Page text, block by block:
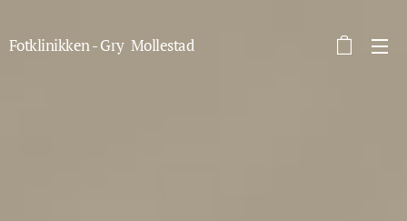
Fotklinikken - Gry Mollestad